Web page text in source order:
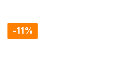
-11%